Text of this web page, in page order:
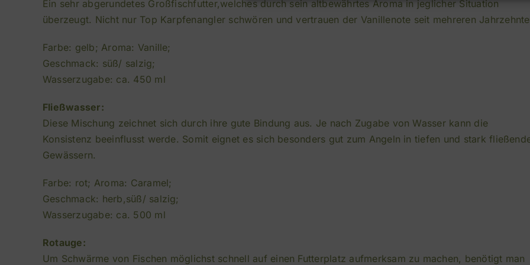
Ein sehr abgerundetes Großfischfutter,welches durch sein altbewährtes Aroma in jeglicher Situation
überzeugt. Nicht nur Top Karpfenangler schwören und vertrauen der Vanillenote seit mehreren
Farbe: gelb; Aroma: Vanille;
Geschmack: süß/ salzig;
Wasserzugabe: ca. 450 ml
Fließwasser:
Diese Mischung zeichnet sich durch ihre gute Bindung aus. Je nach Zugabe von Wasser kann die
Konsistenz beeinflusst werde. Somit eignet es sich besonders gut zum Angeln in tiefen und stark
Gewässern.
Farbe: rot; Aroma: Caramel;
Geschmack: herb,süß/ salzig;
Wasserzugabe: ca. 500 ml
Rotauge:
Um Schwärme von Fischen möglichst schnell auf einen Futterplatz aufmerksam zu machen, benötigt man